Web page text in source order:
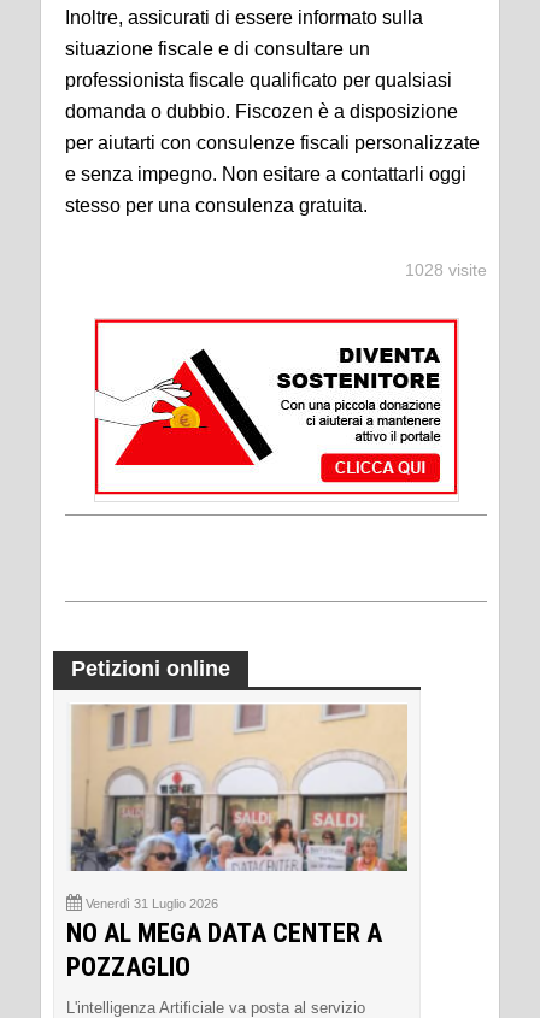
Inoltre, assicurati di essere informato sulla
situazione fiscale e di consultare un
professionista fiscale qualificato per qualsiasi
domanda o dubbio. Fiscozen è a disposizione
per aiutarti con consulenze fiscali personalizzate
e senza impegno. Non esitare a contattarli oggi
stesso per una consulenza gratuita.
1028 visite
Petizioni online
Venerdì 31 Luglio 2026
NO AL MEGA DATA CENTER A
POZZAGLIO
L'intelligenza Artificiale va posta al servizio